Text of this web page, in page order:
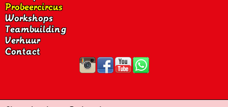
Probeercircus
Workshops
Teambuilding
Verhuur
Contact